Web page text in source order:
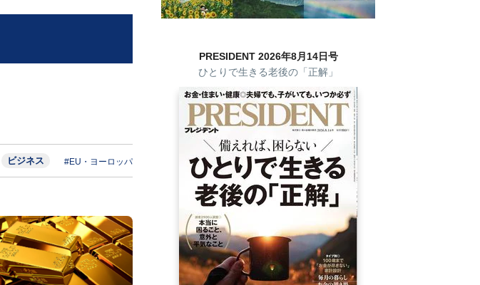
ビジネス #EU・ヨーロッパ
PRESIDENT 2026年8月14日号
ひとりで生きる老後の「正解」